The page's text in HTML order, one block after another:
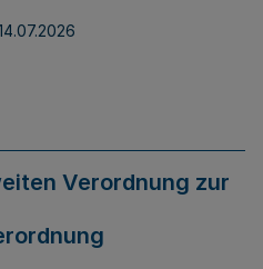
Verordnung zur